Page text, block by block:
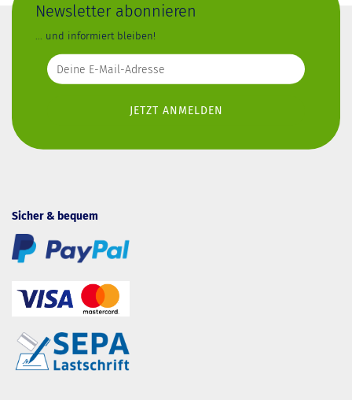
Newsletter abonnieren
... und informiert bleiben!
Sicher & bequem